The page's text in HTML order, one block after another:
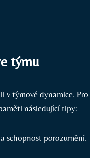
týmu
v týmové dynamice. Pro
následující tipy:
schopnost porozumění.